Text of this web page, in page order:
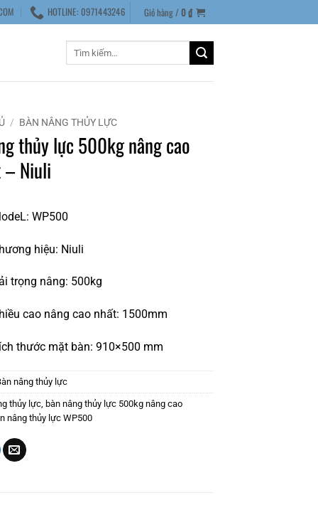
HOTLINE: 0971443246 Giỏ hàng /0₫
/ BÀN NÂNG THỦY LỰC
thủy lực 500kg nâng cao
– Niuli
WP500
hiệu: Niuli
trọng nâng: 500kg
cao nâng cao nhất: 1500mm
thước mặt bàn: 910×500 mm
nâng thủy lực
thủy lực bàn nâng thủy lực 500kg nâng cao
nâng thủy lực WP500